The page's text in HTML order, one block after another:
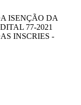
ISENÇÃO DA
77-2021
INSCRIES -